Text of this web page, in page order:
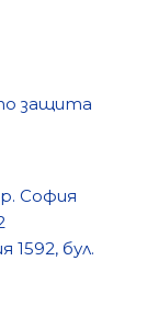
защита
София
1592, бул.